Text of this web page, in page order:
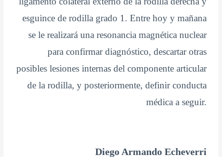
esguince de rodilla grado 1. Entre hoy y mañana
se le realizará una resonancia magnética nuclear
para confirmar diagnóstico, descartar otras
posibles lesiones internas del componente articular
de la rodilla, y posteriormente, definir conducta
médica a seguir.
Diego Armando Echeverri